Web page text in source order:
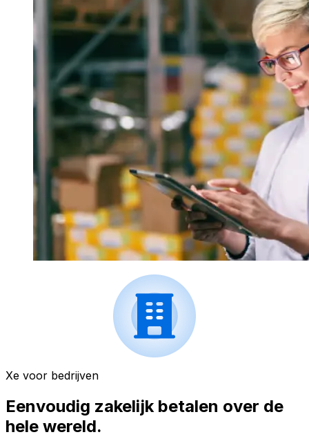
Xe voor bedrijven
Eenvoudig zakelijk betalen over de
hele wereld.